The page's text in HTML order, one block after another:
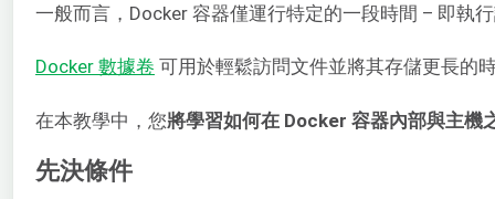
一般而言，Docker 容器僅運行特定的一段時間 – 即執
Docker 數據卷 可用於輕鬆訪問文件並將其存儲更長的
在本教學中，您將學習如何在 Docker 容器內部與主機
先決條件